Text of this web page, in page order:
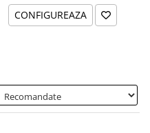
CONFIGUREAZA